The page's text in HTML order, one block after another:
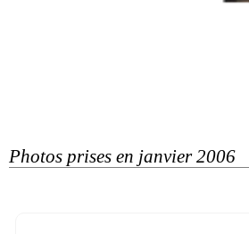
Photos prises en janvier 2006